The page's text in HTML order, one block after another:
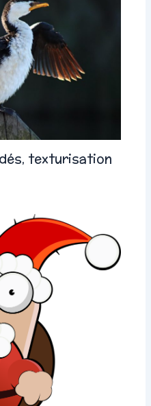
texturisation